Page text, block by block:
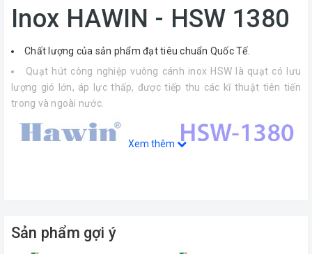
Inox HAWIN - HSW 1380
Chất lượng của sản phẩm đạt tiêu chuẩn Quốc Tế.
Quạt hút công nghiệp vuông cánh inox HSW là quạt có lưu
lượng gió lớn, áp lực thấp, được tiếp thu các kĩ thuật tiên tiến
trong và ngoài nước.
Xem thêm
Sản phẩm gợi ý